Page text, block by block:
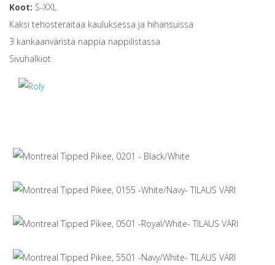
Koot: S-XXL
Kaksi tehosteraitaa kauluksessa ja hihansuissa
3 kankaanväristä nappia nappilistassa
Sivuhalkiot